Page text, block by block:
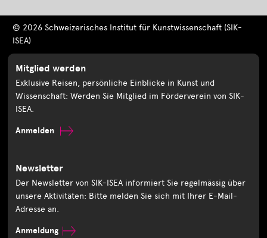
© 2026 Schweizerisches Institut für Kunstwissenschaft (SIK-
ISEA)
Mitglied werden
Exklusive Reisen, persönliche Einblicke in Kunst und
Wissenschaft: Werden Sie Mitglied im Förderverein von SIK-
ISEA.
Anmelden
Newsletter
Der Newsletter von SIK-ISEA informiert Sie regelmässig über
unsere Aktivitäten: Bitte melden Sie sich mit Ihrer E-Mail-
Adresse an.
Anmeldung